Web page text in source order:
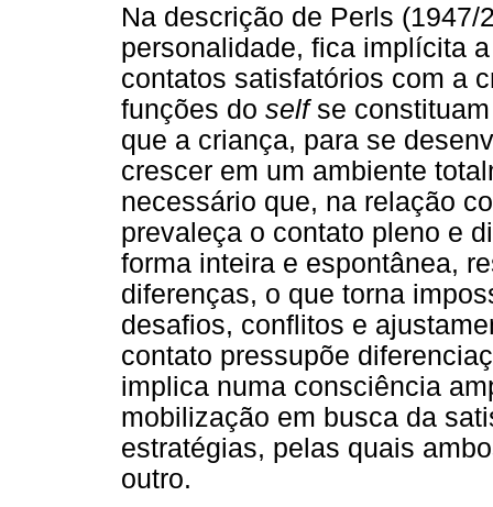
Na descrição de Perls
personalidade, fica implícita
contatos satisfatórios com a
funções do self se
que a criança, para se
crescer em um ambiente
necessário que, na relação
prevaleça o contato pleno e
forma inteira e espontânea,
diferenças, o que torna
desafios, conflitos e
contato pressupõe
implica numa consciência
mobilização em busca da
estratégias, pelas quais
outro.